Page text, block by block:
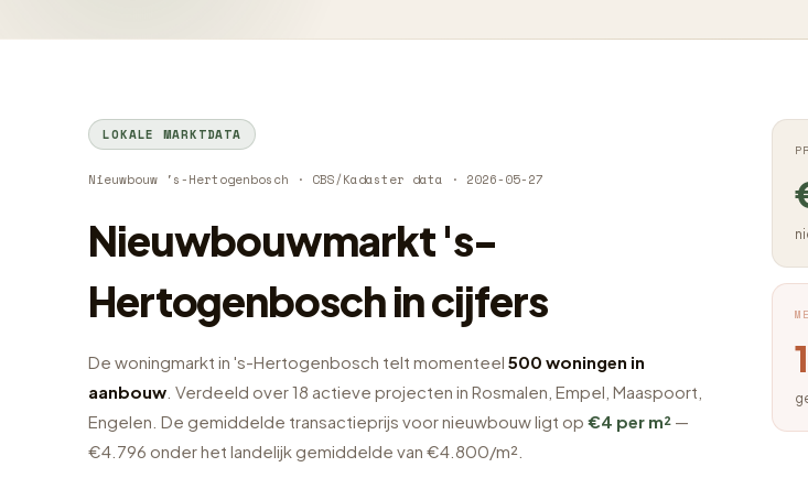
LOKALE MARKTDATA
Nieuwbouw 's-Hertogenbosch · CBS/Kadaster data · 2026-05-27
Nieuwbouwmarkt 's-
Hertogenbosch in cijfers
De woningmarkt in 's-Hertogenbosch telt momenteel 500 woningen in
aanbouw . Verdeeld over 18 actieve projecten in Rosmalen, Empel, Maaspoort,
Engelen. De gemiddelde transactieprijs voor nieuwbouw ligt op €4 per m² —
€4.796 onder het landelijk gemiddelde van €4.800/m².